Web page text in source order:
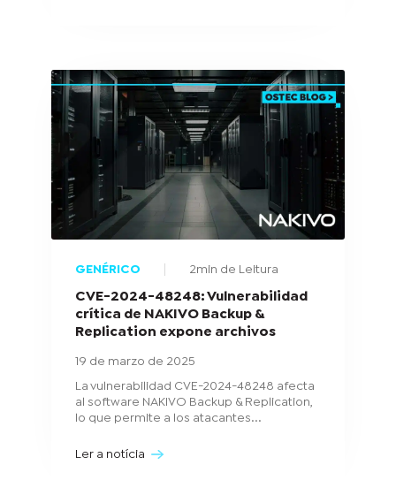
GENÉRICO 2min de Leitura
CVE-2024-48248: Vulnerabilidad
crítica de NAKIVO Backup &
Replication expone archivos
19 de marzo de 2025
La vulnerabilidad CVE-2024-48248 afecta
al software NAKIVO Backup & Replication,
lo que permite a los atacantes...
Ler a notícia